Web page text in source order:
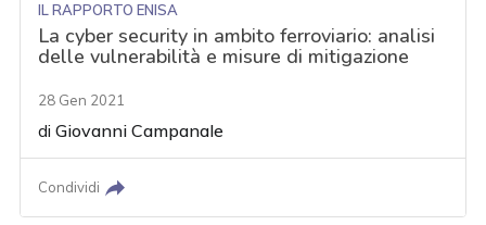
IL RAPPORTO ENISA
La cyber security in ambito ferroviario: analisi
delle vulnerabilità e misure di mitigazione
28 Gen 2021
diGiovanni Campanale
Condividi